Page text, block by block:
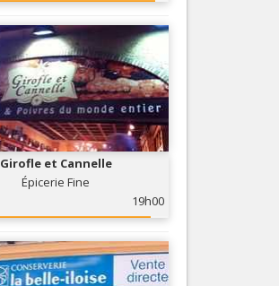
Girofle et Cannelle
Épicerie Fine
19h00